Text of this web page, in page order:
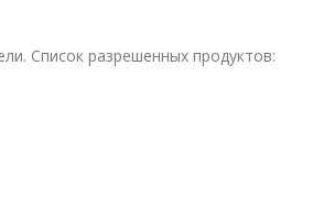
Список разрешенных продуктов: